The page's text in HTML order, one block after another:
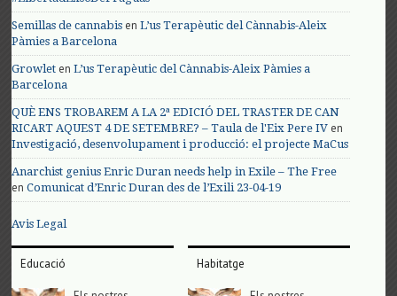
Semillas de cannabis enL’us Terapèutic del Cànnabis-Aleix
Pàmies a Barcelona
Growlet enL’us Terapèutic del Cànnabis-Aleix Pàmies a
Barcelona
QUÈ ENS TROBAREM A LA 2ª EDICIÓ DEL TRASTER DE CAN
RICART AQUEST 4 DE SETEMBRE? – Taula de l'Eix Pere IV en
Investigació, desenvolupament i producció: el projecte MaCus
Anarchist genius Enric Duran needs help in Exile – The Free
enComunicat d’Enric Duran des de l’Exili 23-04-19
Avis Legal
Educació Habitatge